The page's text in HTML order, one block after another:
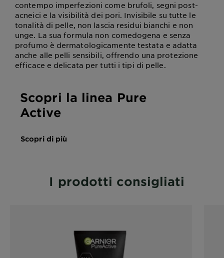
contempo imperfezioni come brufoli, segni post-
acneici e la visibilità dei pori. Invisibile su tutte le
tonalità di pelle, non lascia residui bianchi e non
unge. La sua formula non comedogena e senza
profumo è dermatologicamente testata e adatta
anche alle pelli sensibili, offrendo una protezione
efficace e delicata per tutti i tipi di pelle.
Scopri la linea Pure
Active
Scopri di più
I prodotti consigliati